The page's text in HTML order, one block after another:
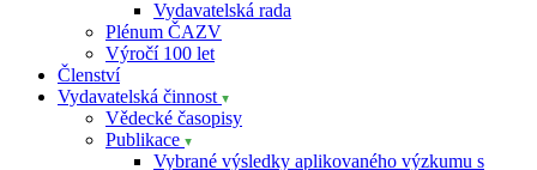
Vydavatelská rada
Plénum ČAZV
Výročí 100 let
Členství
Vydavatelská činnost
Vědecké časopisy
Publikace
Vybrané výsledky aplikovaného výzkumu s